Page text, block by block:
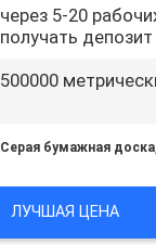
через 5-20
получать депозит
500000
Серая бумажная доска
ЛУЧШАЯ ЦЕНА